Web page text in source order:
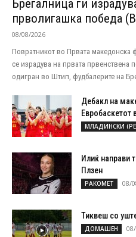
Брегалница ги
прволигашка победа
08/08/2026
Повратникот во Првата македонска
се израдува на првата првенствена
одигран во Штип, фудбалерите на
Дебакл на
Евробаскетот
МЛАДИНСКИ
Илиќ направи
Плзен
РАКОМЕТ 08/
Тиквеш со
ДОМАШЕН